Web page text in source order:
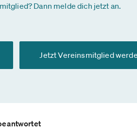
Dann melde dich jetzt an.
Jetzt Vereinsmitglied